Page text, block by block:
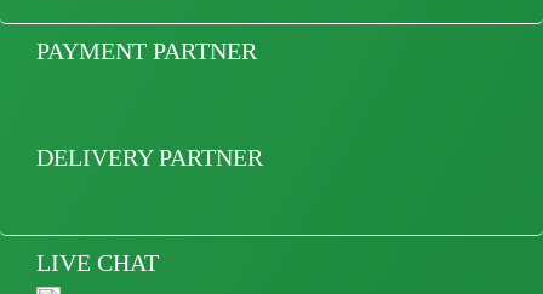
PAYMENT PARTNER
DELIVERY PARTNER
LIVE CHAT